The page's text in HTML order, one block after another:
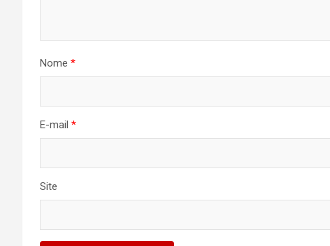
Nome *
E-mail *
Site